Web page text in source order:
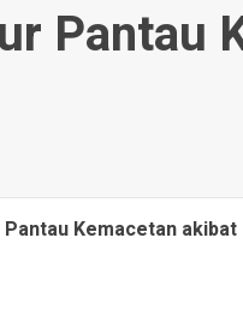
Pantau
Kemacetan akibat